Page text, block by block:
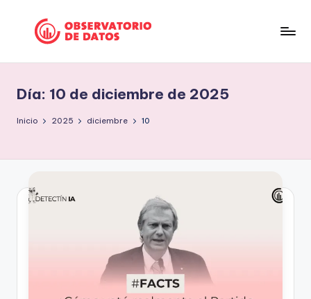
contenido
ri
o
m
free
but
facts
Preswitch
Día: 10 de diciembre de 2025
Inicio 2025 diciembre 10